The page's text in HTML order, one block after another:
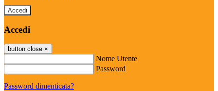
Accedi
Accedi
button close ×
Nome Utente
Password
Password dimenticata?